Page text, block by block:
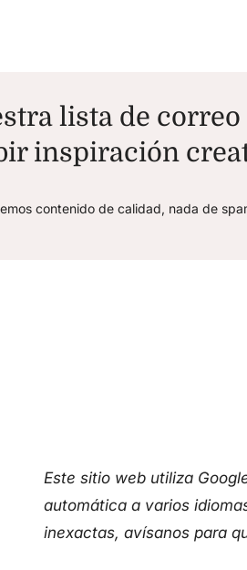
lista de
inspiración
contenido de calidad, nada de
Este sitio web utiliza
automática a varios
inexactas, avísanos para